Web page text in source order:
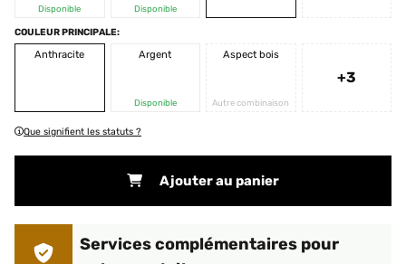
Disponible Disponible
COULEUR PRINCIPALE:
Anthracite
Argent
Disponible
Aspect bois
Autre combinaison
+3
Que signifient les statuts ?
Ajouter au panier
Services complémentaires pour